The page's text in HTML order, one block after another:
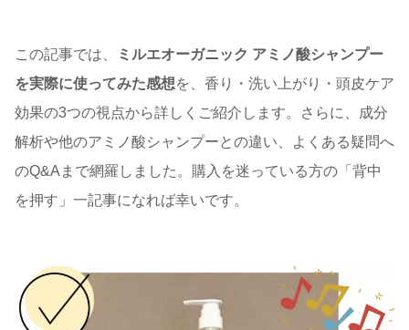
この記事では、
ミルエオーガニック アミノ酸シャンプー
を実際に使ってみた感想を、香り・洗い上がり・頭皮ケア
効果の3つの視点から詳しくご紹介します。さらに、成分
解析や他のアミノ酸シャンプーとの違い、よくある疑問へ
のQ&Aまで網羅しました。購入を迷っている方の「背中
を押す」一記事になれば幸いです。